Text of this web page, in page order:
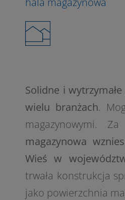
Solidne i wytrzymałe
wielu branżach.
magazynowymi.
magazynowa
Wieś w
trwała konstrukcja
jako powierzchnia